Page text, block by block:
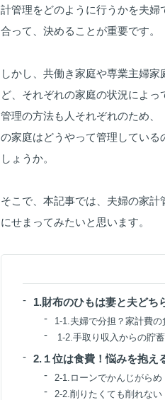
計管理をどのように行うかを夫婦
合って、決めることが重要です。
しかし、共働き家庭や専業主婦家
ど、それぞれの家庭の状況によっ
管理の方法も人それぞれのため、
の家庭はどうやって管理してい
しょうか。
そこで、本記事では、夫婦の家
にせまってみたいと思います。
1.財布のひもは妻と夫どち
1-1.夫婦で分担？家計費
1-2.手取り収入からの貯
2.１位は食費！悩みを抱え
2-1.ローンでかんじがら
2-2.削りたくても削れな